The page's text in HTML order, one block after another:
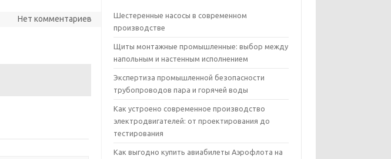
Нет комментариев
Шестеренные насосы в современном
производстве
Щиты монтажные промышленные: выбор между
напольным и настенным исполнением
Экспертиза промышленной безопасности
трубопроводов пара и горячей воды
Как устроено современное производство
электродвигателей: от проектирования до
тестирования
Как выгодно купить авиабилеты Аэрофлота на